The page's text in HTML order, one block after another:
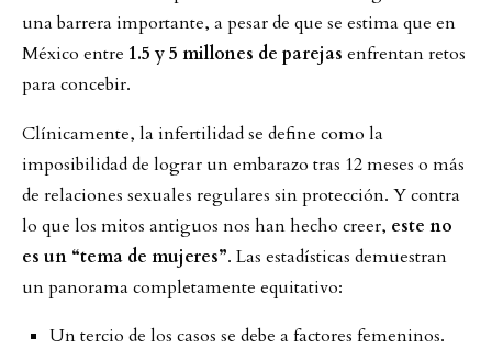
una barrera importante, a pesar de que se estima que en
México entre 1.5 y 5 millones de parejas enfrentan retos
para concebir.
Clínicamente, la infertilidad se define como la
imposibilidad de lograr un embarazo tras 12 meses o más
de relaciones sexuales regulares sin protección. Y contra
lo que los mitos antiguos nos han hecho creer, este no
es un “tema de mujeres”. Las estadísticas demuestran
un panorama completamente equitativo:
Un tercio de los casos se debe a factores femeninos.